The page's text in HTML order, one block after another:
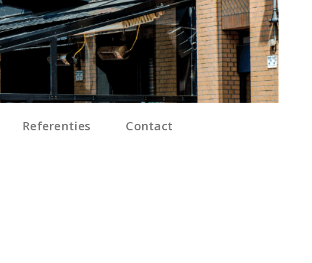
Referenties Contact